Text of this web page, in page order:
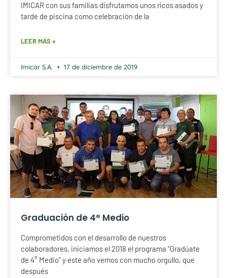
IMICAR con sus familias disfrutamos unos ricos asados y
tarde de piscina como celebración de la
LEER MÁS »
Imicar S.A. 17 de diciembre de 2019
Graduación de 4° Medio
Comprometidos con el desarrollo de nuestros
colaboradores, iniciamos el 2018 el programa “Gradúate
de 4° Medio” y este año vemos con mucho orgullo, que
después